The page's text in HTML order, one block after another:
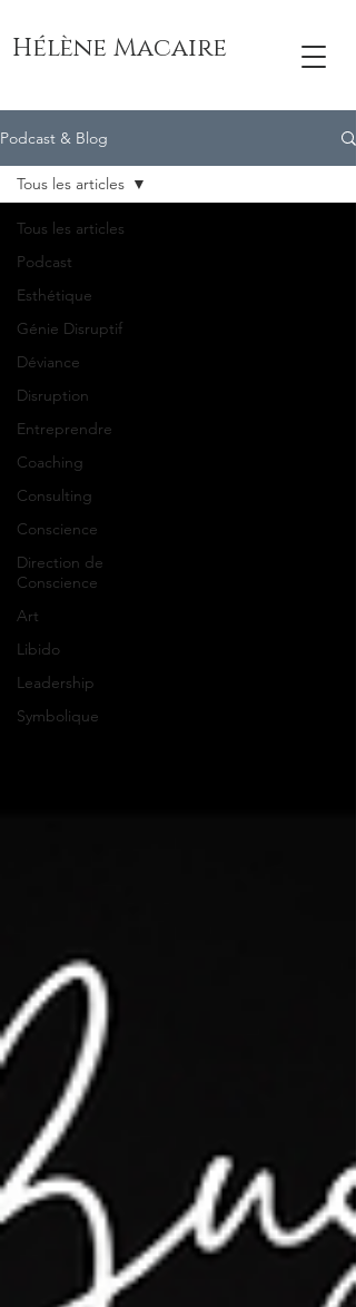
Hélène Macaire
Podcast & Blog
Tous les articles
Podcast
Esthétique
Génie Disruptif
Déviance
Disruption
Entreprendre
Coaching
Consulting
Conscience
Direction de
Conscience
Art
Libido
Leadership
Symbolique
Tous les articles